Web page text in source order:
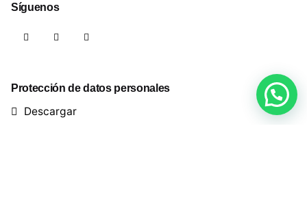
Síguenos
Protección de datos personales
Descargar